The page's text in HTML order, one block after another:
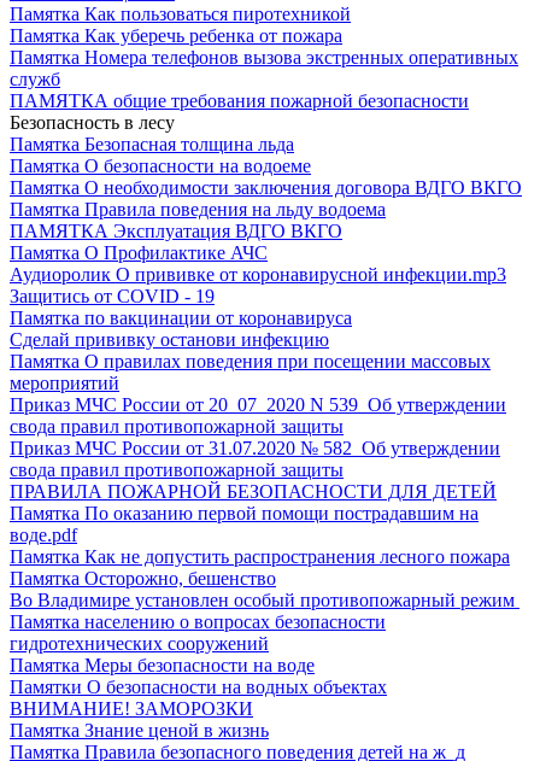
Памятка Как пользоваться пиротехникой
Памятка Как уберечь ребенка от пожара
Памятка Номера телефонов вызова экстренных оперативных
служб
ПАМЯТКА общие требования пожарной безопасности
Безопасность в лесу
Памятка Безопасная толщина льда
Памятка О безопасности на водоеме
Памятка О необходимости заключения договора ВДГО ВКГО
Памятка Правила поведения на льду водоема
ПАМЯТКА Эксплуатация ВДГО ВКГО
Памятка О Профилактике АЧС
Аудиоролик О прививке от коронавирусной инфекции.mp3
Защитись от COVID - 19
Памятка по вакцинации от коронавируса
Сделай прививку останови инфекцию
Памятка О правилах поведения при посещении массовых
мероприятий
Приказ МЧС России от 20_07_2020 N 539 Об утверждении
свода правил противопожарной защиты
Приказ МЧС России от 31.07.2020 № 582 Об утверждении
свода правил противопожарной защиты
ПРАВИЛА ПОЖАРНОЙ БЕЗОПАСНОСТИ ДЛЯ ДЕТЕЙ
Памятка По оказанию первой помощи пострадавшим на
воде.pdf
Памятка Как не допустить распространения лесного пожара
Памятка Осторожно, бешенство
Во Владимире установлен особый противопожарный режим
Памятка населению о вопросах безопасности
гидротехнических сооружений
Памятка Меры безопасности на воде
Памятки О безопасности на водных объектах
ВНИМАНИЕ! ЗАМОРОЗКИ
Памятка Знание ценой в жизнь
Памятка Правила безопасного поведения детей на ж_д